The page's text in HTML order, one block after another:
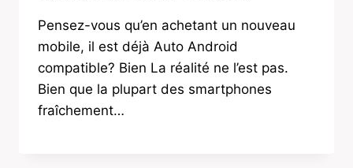
Pensez-vous qu’en achetant un nouveau
mobile, il est déjà Auto Android
compatible? Bien La réalité ne l’est pas.
Bien que la plupart des smartphones
fraîchement…